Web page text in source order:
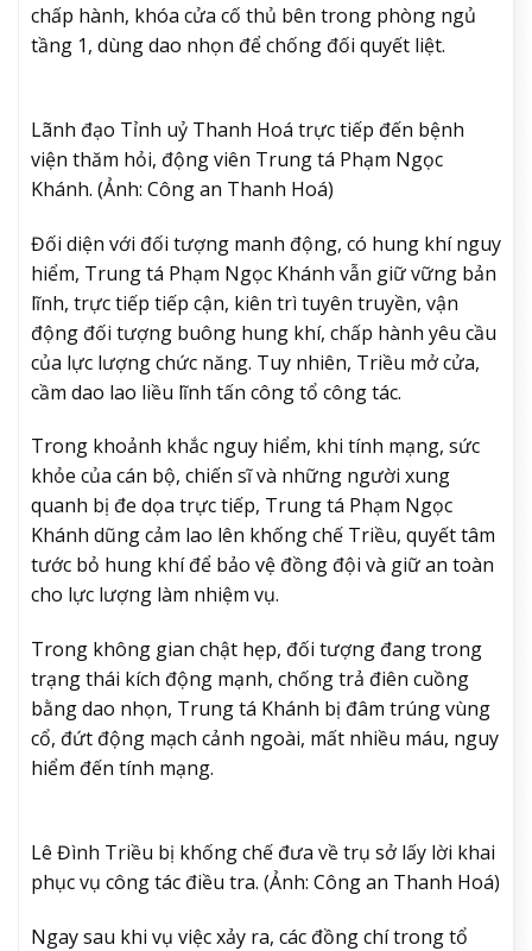
chấp hành, khóa cửa cố thủ bên trong phòng ngủ
tầng 1, dùng dao nhọn để chống đối quyết liệt.
Lãnh đạo Tỉnh uỷ Thanh Hoá trực tiếp đến bệnh
viện thăm hỏi, động viên Trung tá Phạm Ngọc
Khánh. (Ảnh: Công an Thanh Hoá)
Đối diện với đối tượng manh động, có hung khí nguy
hiểm, Trung tá Phạm Ngọc Khánh vẫn giữ vững bản
lĩnh, trực tiếp tiếp cận, kiên trì tuyên truyền, vận
động đối tượng buông hung khí, chấp hành yêu cầu
của lực lượng chức năng. Tuy nhiên, Triều mở cửa,
cầm dao lao liều lĩnh tấn công tổ công tác.
Trong khoảnh khắc nguy hiểm, khi tính mạng, sức
khỏe của cán bộ, chiến sĩ và những người xung
quanh bị đe dọa trực tiếp, Trung tá Phạm Ngọc
Khánh dũng cảm lao lên khống chế Triều, quyết tâm
tước bỏ hung khí để bảo vệ đồng đội và giữ an toàn
cho lực lượng làm nhiệm vụ.
Trong không gian chật hẹp, đối tượng đang trong
trạng thái kích động mạnh, chống trả điên cuồng
bằng dao nhọn, Trung tá Khánh bị đâm trúng vùng
cổ, đứt động mạch cảnh ngoài, mất nhiều máu, nguy
hiểm đến tính mạng.
Lê Đình Triều bị khống chế đưa về trụ sở lấy lời khai
phục vụ công tác điều tra. (Ảnh: Công an Thanh Hoá)
Ngay sau khi vụ việc xảy ra, các đồng chí trong tổ